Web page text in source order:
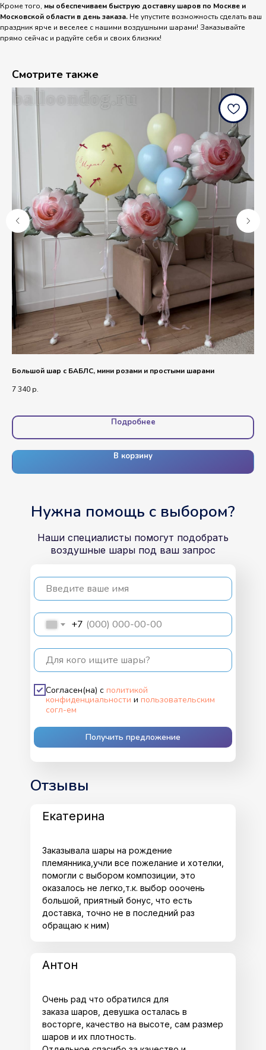
Кроме того, мы обеспечиваем быструю доставку шаров по Москве и
Московской области в день заказа. Не упустите возможность сделать ваш
праздник ярче и веселее с нашими воздушными шарами! Заказывайте
прямо сейчас и радуйте себя и своих близких!
Смотрите также
balloondog.ru
Большой шар с БАБЛС, мини розами и простыми шарами
7 340 р.
Подробнее
В корзину
Наши специалисты помогут подобрать
воздушные шары под ваш запрос
Введите ваше имя
+7
Для кого ищите шары?
Согласен(на) с политикой
конфиденциальности и пользовательским
согл-ем
Получить предложение
Нужна помощь с выбором?
Отзывы
Заказывала шары на рождение
племянника,учли все пожелание и хотелки,
помогли с выбором композиции, это
оказалось не легко,т.к. выбор ооочень
большой, приятный бонус, что есть
доставка, точно не в последний раз
обращаю к ним)
Екатерина
Очень рад что обратился для
заказа шаров, девушка осталась в
восторге, качество на высоте, сам размер
шаров и их плотность.
Антон